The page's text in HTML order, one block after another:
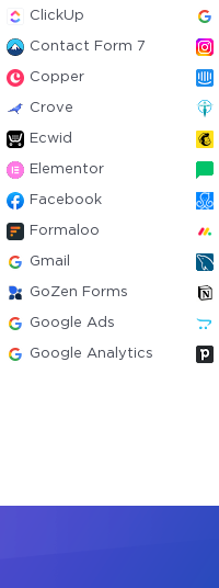
ClickUp
Contact Form 7
Copper
Crove
Ecwid
Elementor
Facebook
Formaloo
Gmail
GoZen Forms
Google Ads
Google Analytics